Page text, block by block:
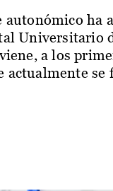
autonómico ha
Universitario
a los
actualmente se